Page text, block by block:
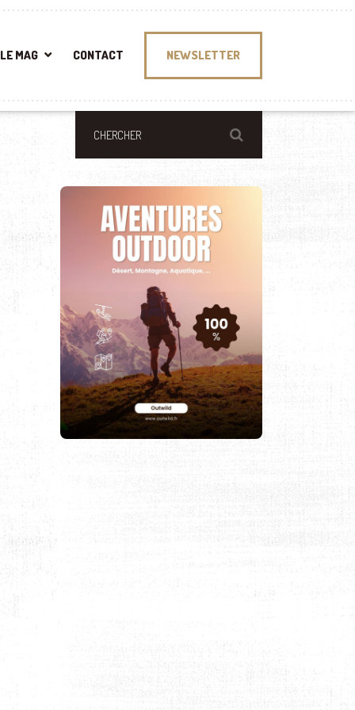
LE MAG CONTACT NEWSLETTER
À NE PAS MANQUER